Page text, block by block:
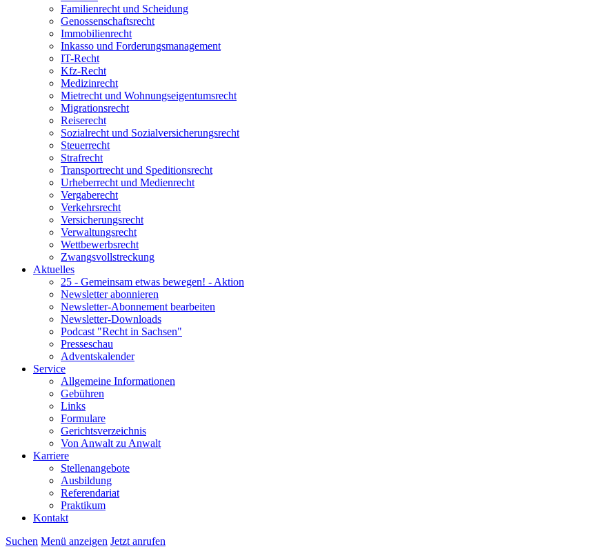
Familienrecht und Scheidung
Genossenschaftsrecht
Immobilienrecht
Inkasso und Forderungsmanagement
IT-Recht
Kfz-Recht
Medizinrecht
Mietrecht und Wohnungseigentumsrecht
Migrationsrecht
Reiserecht
Sozialrecht und Sozialversicherungsrecht
Steuerrecht
Strafrecht
Transportrecht und Speditionsrecht
Urheberrecht und Medienrecht
Vergaberecht
Verkehrsrecht
Versicherungsrecht
Verwaltungsrecht
Wettbewerbsrecht
Zwangsvollstreckung
Aktuelles
25 - Gemeinsam etwas bewegen! - Aktion
Newsletter abonnieren
Newsletter-Abonnement bearbeiten
Newsletter-Downloads
Podcast "Recht in Sachsen"
Presseschau
Adventskalender
Service
Allgemeine Informationen
Gebühren
Links
Formulare
Gerichtsverzeichnis
Von Anwalt zu Anwalt
Karriere
Stellenangebote
Ausbildung
Referendariat
Praktikum
Kontakt
Suchen Menü anzeigen Jetzt anrufen